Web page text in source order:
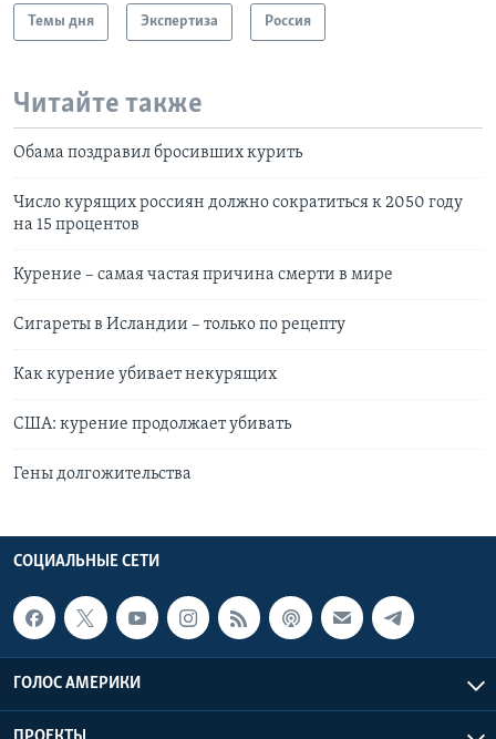
Темы дня Экспертиза Россия
Читайте также
Обама поздравил бросивших курить
Число курящих россиян должно сократиться к 2050 году
на 15 процентов
Курение – самая частая причина смерти в мире
Сигареты в Исландии – только по рецепту
Как курение убивает некурящих
США: курение продолжает убивать
Гены долгожительства
СОЦИАЛЬНЫЕ СЕТИ
ГОЛОС АМЕРИКИ